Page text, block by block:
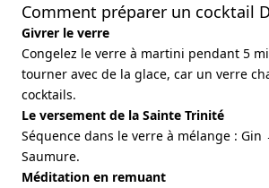
Comment préparer un cocktail
Givrer le verre
Congelez le verre à martini pendant 5
tourner avec de la glace, car un verre
cocktails.
Le versement de la Sainte Trinité
Séquence dans le verre à mélange :
Saumure.
Méditation en remuant